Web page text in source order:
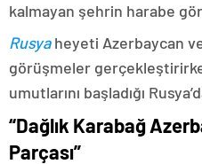
kalmayan şehrin harabe
Rusyaheyeti Azerbaycan
görüşmeler
umutlarını başladığı
“Dağlık Karabağ
Parçası”